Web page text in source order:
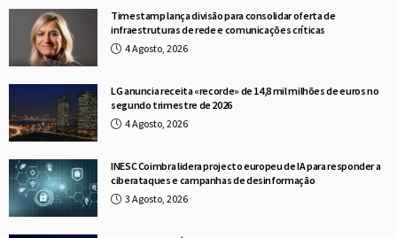
Timestamp lança divisão para consolidar oferta de
infraestruturas de rede e comunicações críticas
4 Agosto, 2026
LG anuncia receita «recorde» de 14,8 mil milhões de euros no
segundo trimestre de 2026
4 Agosto, 2026
INESC Coimbra lidera projecto europeu de IA para responder a
ciberataques e campanhas de desinformação
3 Agosto, 2026